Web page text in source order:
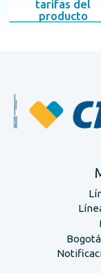
tarifas del
producto